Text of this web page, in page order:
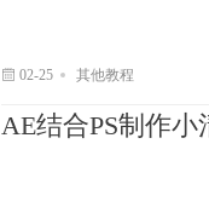
02-25 其他教程
AE结合PS制作